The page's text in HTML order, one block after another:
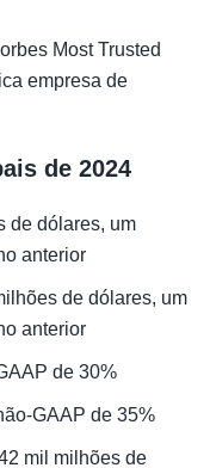
Most Trusted
empresa de
de 2024
de dólares, um
anterior
de dólares, um
anterior
de 30%
GAAP de 35%
mil milhões de